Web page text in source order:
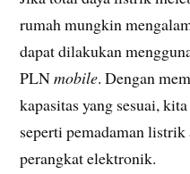
rumah mungkin
dapat dilakukan
PLNmobile. Dengan
kapasitas yang sesuai,
seperti pemadaman listrik
perangkat elektronik.